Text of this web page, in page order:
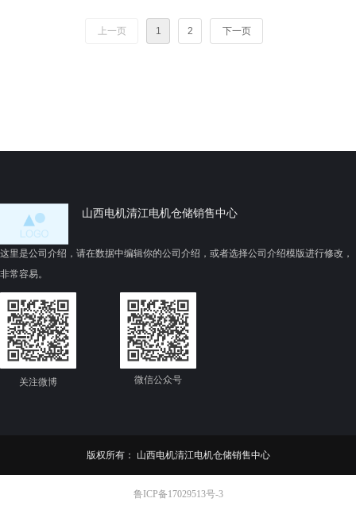
机，不带编码器3-50HZ。
YD112M-6/4-2.2/2.8 2.8 B5
上一页 1 2 下一页
版权所有： 山西电机清江电机仓储销售中心
这里是公司介绍，请在数据中编辑你的公司介绍，或者选择公司介绍模版进行修改，
非常容易。
山西电机清江电机仓储销售中心
微信公众号
关注微博
鲁ICP备17029513号-3